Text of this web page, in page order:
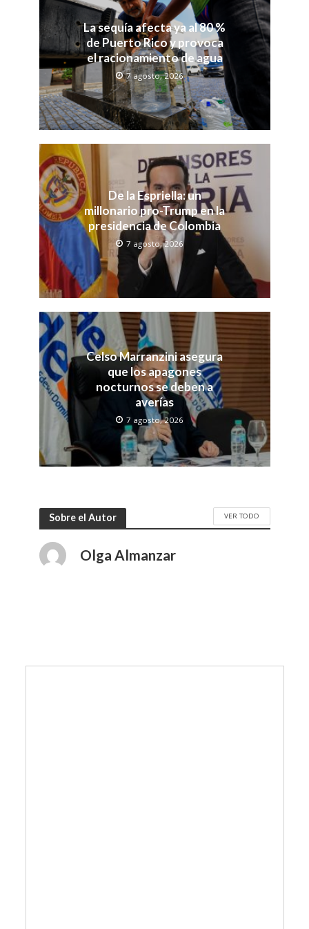
La sequía afecta ya al 80 %
de Puerto Rico y provoca
el racionamiento de agua
7 agosto, 2026
De la Espriella: un
millonario pro-Trump en la
presidencia de Colombia
7 agosto, 2026
Celso Marranzini asegura
que los apagones
nocturnos se deben a
averías
7 agosto, 2026
Sobre el Autor VER TODO
Olga Almanzar